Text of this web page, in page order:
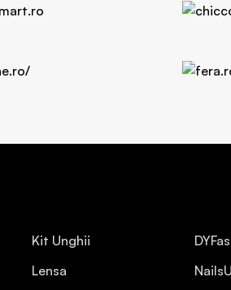
Kit Unghii
Lensa